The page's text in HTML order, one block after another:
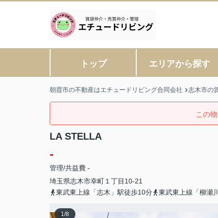
トップ エリアから探す
朝霞市の不動産はエチュードリビング合同会社 志木市の
この
LA STELLA
-
管理/共益費 -
埼玉県志木市幸町 １丁目10-21
東武東上線「志木」駅徒歩10分
東武東上線「柳瀬
1/8